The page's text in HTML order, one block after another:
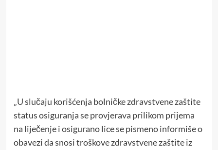
„U slučaju korišćenja bolničke zdravstvene zaštite
status osiguranja se provjerava prilikom prijema
na liječenje i osigurano lice se pismeno informiše o
obavezi da snosi troškove zdravstvene zaštite iz